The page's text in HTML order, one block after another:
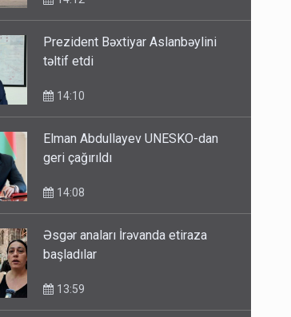
Prezident Bəxtiyar Aslanbəylini
təltif etdi
14:10
Elman Abdullayev UNESKO-dan
geri çağırıldı
14:08
Əsgər anaları İrəvanda etiraza
başladılar
13:59